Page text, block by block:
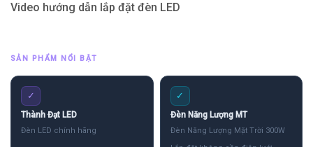
Video hướng dẫn lắp đặt đèn LED
SẢN PHẨM NỔI BẬT
✓
Thành Đạt LED
Đèn LED chính hãng
✓
Đèn Năng Lượng MT
Đèn Năng Lượng Mặt Trời 300W